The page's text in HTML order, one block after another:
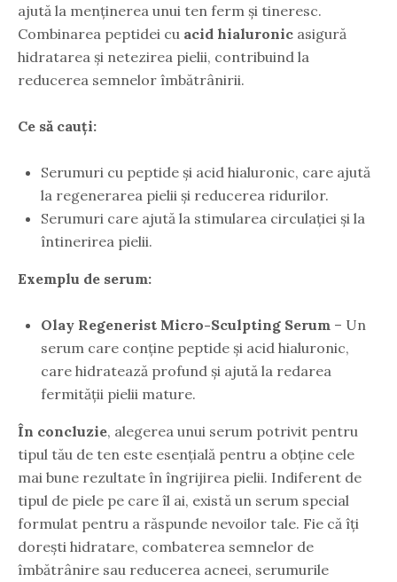
ajută la menținerea unui ten ferm și tineresc.
Combinarea peptidei cu acid hialuronic asigură
hidratarea și netezirea pielii, contribuind la
reducerea semnelor îmbătrânirii.
Ce să cauți:
Serumuri cu peptide și acid hialuronic, care ajută
la regenerarea pielii și reducerea ridurilor.
Serumuri care ajută la stimularea circulației și la
întinerirea pielii.
Exemplu de serum:
Olay Regenerist Micro-Sculpting Serum – Un
serum care conține peptide și acid hialuronic,
care hidratează profund și ajută la redarea
fermității pielii mature.
În concluzie, alegerea unui serum potrivit pentru
tipul tău de ten este esențială pentru a obține cele
mai bune rezultate în îngrijirea pielii. Indiferent de
tipul de piele pe care îl ai, există un serum special
formulat pentru a răspunde nevoilor tale. Fie că îți
dorești hidratare, combaterea semnelor de
îmbătrânire sau reducerea acneei, serumurile